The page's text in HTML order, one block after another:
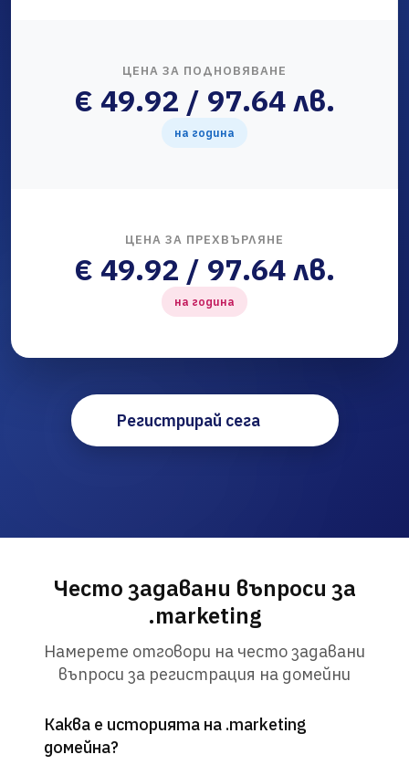
ЦЕНА ЗА ПОДНОВЯВАНЕ
€ 49.92 / 97.64 лв.
на година
ЦЕНА ЗА ПРЕХВЪРЛЯНЕ
€ 49.92 / 97.64 лв.
на година
Регистрирай сега
Често задавани въпроси за
.marketing
Намерете отговори на често задавани
въпроси за регистрация на домейни
Каква е историята на .marketing
домейна?